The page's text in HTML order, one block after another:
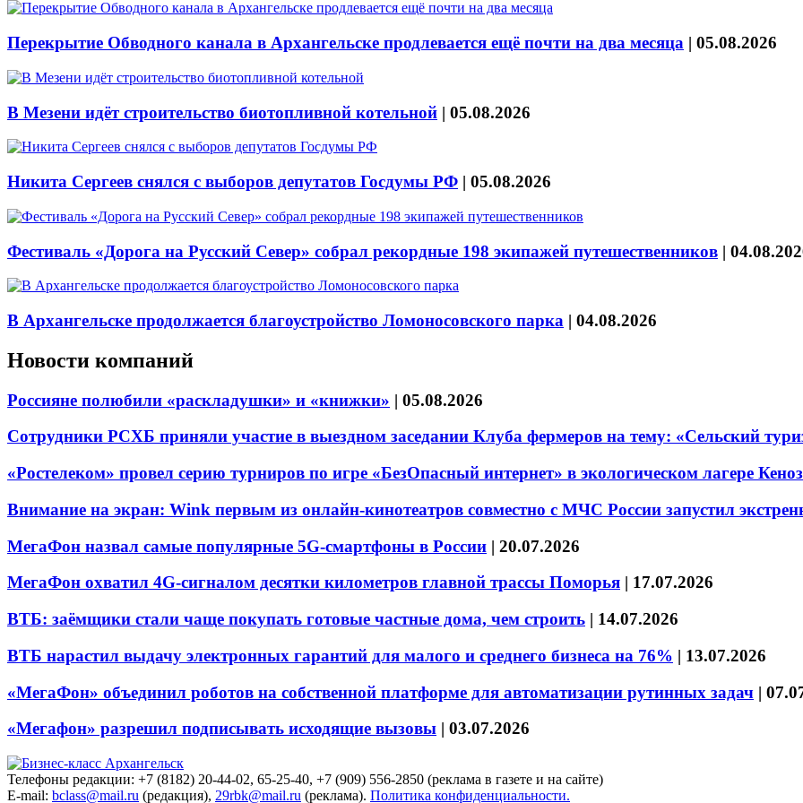
Перекрытие Обводного канала в Архангельске продлевается ещё почти на два месяца | 05.08.2026
В Мезени идёт строительство биотопливной котельной | 05.08.2026
Никита Сергеев снялся с выборов депутатов Госдумы РФ | 05.08.2026
Фестиваль «Дорога на Русский Север» собрал рекордные 198 экипажей путешественников |
В Архангельске продолжается благоустройство Ломоносовского парка | 04.08.2026
Новости компаний
Россияне полюбили «раскладушки» и «книжки» | 05.08.2026
Сотрудники РСХБ приняли участие в выездном заседании Клуба фермеров на тему: «Сельский
«Ростелеком» провел серию турниров по игре «БезОпасный интернет» в экологическом лагере
Внимание на экран: Wink первым из онлайн-кинотеатров совместно с МЧС России запустил
МегаФон назвал самые популярные 5G-смартфоны в России | 20.07.2026
МегаФон охватил 4G-сигналом десятки километров главной трассы Поморья | 17.07.2026
ВТБ: заёмщики стали чаще покупать готовые частные дома, чем строить | 14.07.2026
ВТБ нарастил выдачу электронных гарантий для малого и среднего бизнеса на 76% | 13.07.2026
«МегаФон» объединил роботов на собственной платформе для автоматизации рутинных задач |
«Мегафон» разрешил подписывать исходящие вызовы | 03.07.2026
Телефоны редакции: +7 (8182) 20-44-02, 65-25-40, +7 (909) 556-2850 (реклама в газете и на сайте)
E-mail: bclass@mail.ru (редакция), 29rbk@mail.ru (реклама). Политика конфиденциальности.